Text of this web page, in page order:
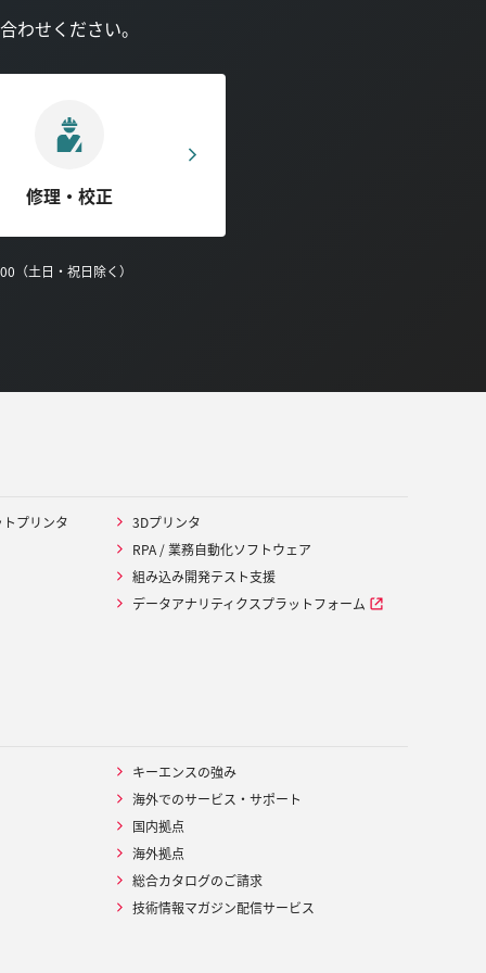
わせください。
修理・校正
（土日・祝日除く）
プリンタ
3Dプリンタ
RPA / 業務自動化ソフトウェア
組み込み開発テスト支援
データアナリティクスプラットフォーム
キーエンスの強み
海外でのサービス・サポート
国内拠点
海外拠点
総合カタログのご請求
技術情報マガジン配信サービス